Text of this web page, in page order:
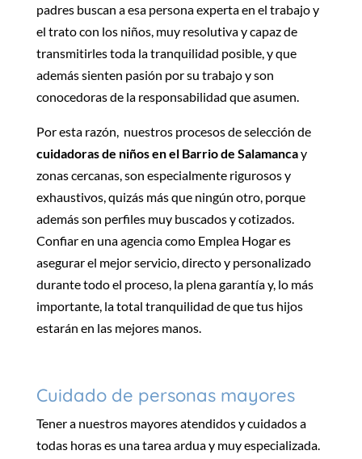
padres buscan a esa persona experta en el trabajo y
el trato con los niños, muy resolutiva y capaz de
transmitirles toda la tranquilidad posible, y que
además sienten pasión por su trabajo y son
conocedoras de la responsabilidad que asumen.
Por esta razón, nuestros procesos de selección de
cuidadoras de niños en el Barrio de Salamancay
zonas cercanas, son especialmente rigurosos y
exhaustivos, quizás más que ningún otro, porque
además son perfiles muy buscados y cotizados.
Confiar en una agenciacomo Emplea Hogares
asegurarel mejor servicio, directo y personalizado
durante todo el proceso, la plena garantía y, lo más
importante, la total tranquilidad de que tus hijos
estarán en las mejores manos.
Cuidadode personas mayores
Tener a nuestros mayores atendidos y cuidados a
todas horas es una tarea ardua y muy especializada.